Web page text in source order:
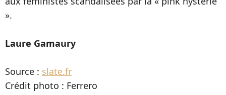
».
Laure Gamaury
Source : slate.fr
Crédit photo : Ferrero